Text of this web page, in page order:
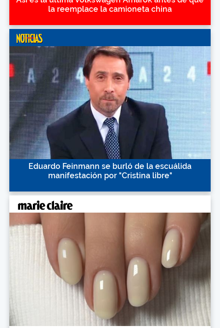
la reemplace la camioneta china
Eduardo Feinmann se burló de la escuálida
manifestación por "Cristina libre"